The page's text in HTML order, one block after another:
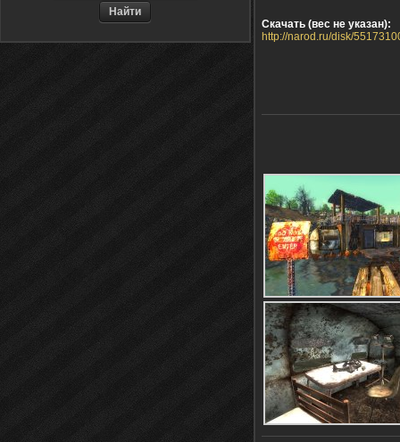
Скачать (вес не указан):
http://narod.ru/disk/